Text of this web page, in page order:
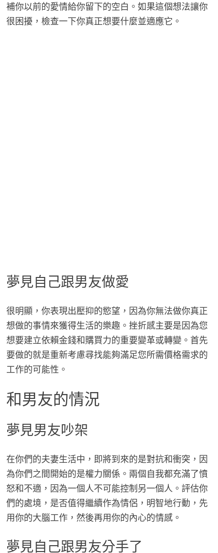
補你以前的愛情給你留下的空白。如果這個想法讓你
很困擾，檢查一下你真正想要什麼並適應它。
夢見自己跟男友做愛
很明顯，你表現出壓抑的慾望，因為你無法做你真正
想做的事情來獲得生活的樂趣。挫折感主要是因為您
想要建立依賴金錢和購買力的重要變革或轉變。首先
要做的就是重新考慮尋找能夠滿足您所需價格需求的
工作的可能性。
和男友的情況
夢見男友吵架
在你們的夫妻生活中，即將到來的是對抗和衝突，因
為你們之間開始的是權力關係。兩個自我都充滿了憤
怒和不適，因為一個人不可能控制另一個人。評估你
們的處境，是否值得繼續作為情侶，明智地行動，先
用你的大腦工作，然後再用你的內心的情感。
夢見自己跟男友分手了